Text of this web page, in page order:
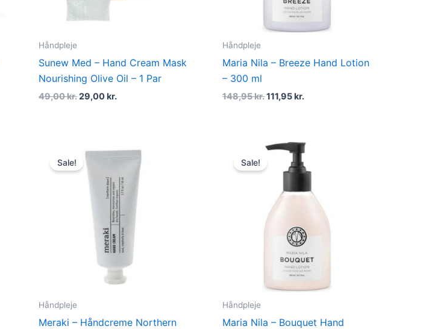
Håndpleje
Sunew Med – Hand Cream Mask
Nourishing Olive Oil – 1 Par
49,00kr.29,00kr.
Håndpleje
Maria Nila – Breeze Hand Lotion
– 300 ml
148,95kr.111,95kr.
Sale!
Håndpleje
Meraki – Håndcreme Northern
was:
130,00 kr..119,00 kr..
Sale!
Håndpleje
Maria Nila – Bouquet Hand
Original
was:
Current
is: